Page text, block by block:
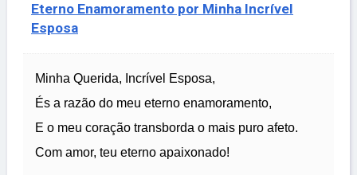
Eterno Enamoramento por Minha Incrível
Esposa
Minha Querida, Incrível Esposa,
És a razão do meu eterno enamoramento,
E o meu coração transborda o mais puro afeto.
Com amor, teu eterno apaixonado!